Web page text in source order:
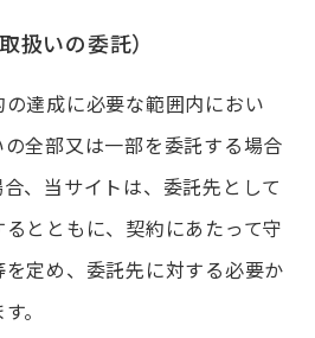
扱いの委託）
達成に必要な範囲内におい
全部又は一部を委託する場合
、当サイトは、委託先として
とともに、契約にあたって守
定め、委託先に対する必要か
。